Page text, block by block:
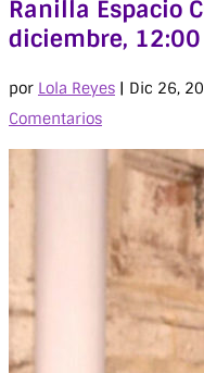
Ranilla Espacio
diciembre,
por Lola Reyes | Dic 26,
Comentarios